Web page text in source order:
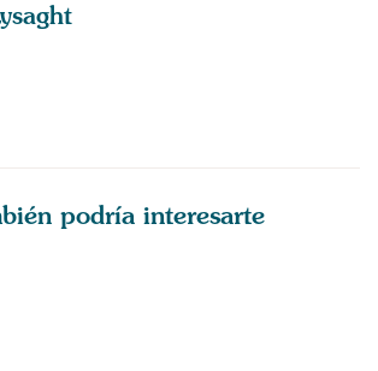
podría interesarte